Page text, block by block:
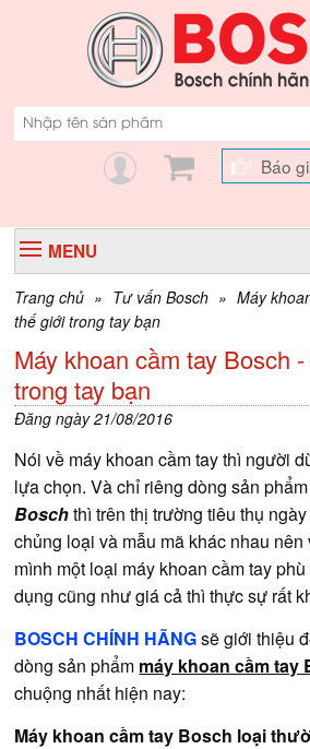
Báo
MENU
Trang chủ » Tư vấn Bosch » Máy
thế giới trong tay bạn
Máy khoan cầm tay Bosch
trong tay bạn
Đăng ngày 21/08/2016
Nói về máy khoan cầm tay thì người
lựa chọn. Và chỉ riêng dòng sản
Boschthì trên thị trường tiêu thụ
chủng loại và mẫu mã khác nhau
mình một loại máy khoan cầm tay
dụng cũng như giá cả thì thực sự rất
BOSCH CHÍNH HÃNGsẽ giới thiệu
dòng sản phẩm máy khoan cầm tay
chuộng nhất hiện nay:
Máy khoan cầm tay Bosch loại